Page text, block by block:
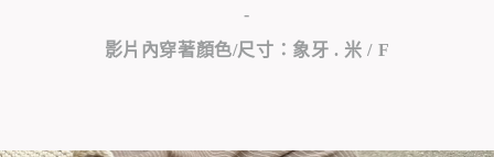
-
影片內穿著顏色/尺寸：象牙 . 米 / F